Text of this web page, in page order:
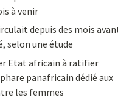
à venir
depuis des mois
selon une étude
Etat africain à ratifier
panafricain dédié aux
les femmes